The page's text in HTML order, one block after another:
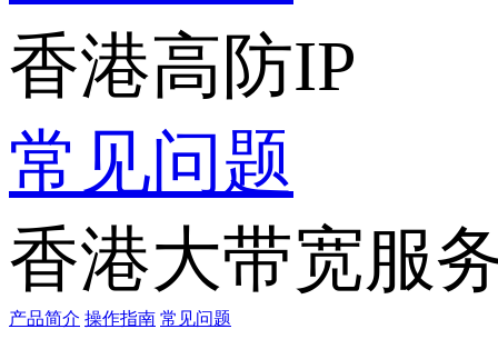
香港高防IP
常见问题
香港大带宽服
产品简介 操作指南 常见问题